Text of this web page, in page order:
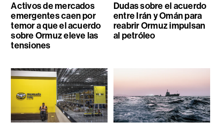
Activos de mercados
emergentes caen por
temor a que el acuerdo
sobre Ormuz eleve las
tensiones
Dudas sobre el acuerdo
entre Irán y Omán para
reabrir Ormuz impulsan
al petróleo